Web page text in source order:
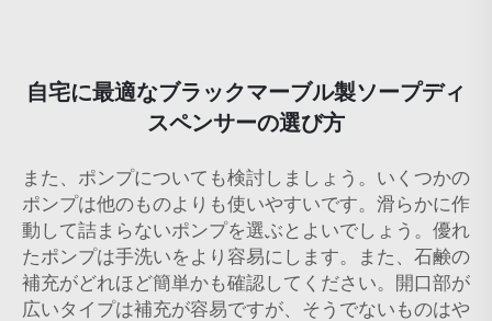
自宅に最適なブラックマーブル製ソープディ
スペンサーの選び方
また、ポンプについても検討しましょう。いくつかの
ポンプは他のものよりも使いやすいです。滑らかに作
動して詰まらないポンプを選ぶとよいでしょう。優れ
たポンプは手洗いをより容易にします。また、石鹸の
補充がどれほど簡単かも確認してください。開口部が
広いタイプは補充が容易ですが、そうでないものはや